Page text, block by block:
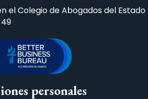
el Colegio de Abogados del Estado
personales